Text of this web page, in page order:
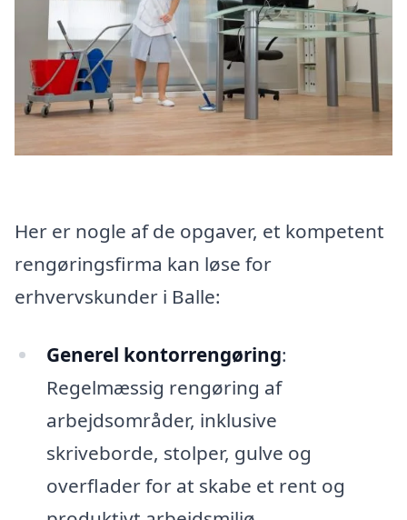
Her er nogle af de opgaver, et kompetent
rengøringsfirma kan løse for
erhvervskunder i Balle:
Generel kontorrengøring:
Regelmæssig rengøring af
arbejdsområder, inklusive
skriveborde, stolper, gulve og
overflader for at skabe et rent og